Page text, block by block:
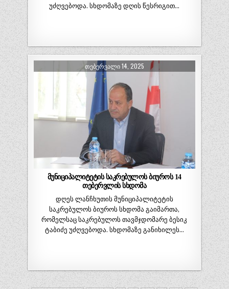
უძღვებოდა. სხდომაზე დღის წესრიგით…
ᲗᲔᲑᲔᲠᲕᲐᲚᲘ 14, 2025
მუნიციპალიტეტის საკრებულოს ბიუროს 14
თებერვლის სხდომა
დღეს ლანჩხუთის მუნიციპალიტეტის
საკრებულოს ბიუროს სხდომა გაიმართა,
რომელსაც საკრებულოს თავმჯდომარე ბესიკ
ტაბიძე უძღვებოდა. სხდომაზე განიხილეს…